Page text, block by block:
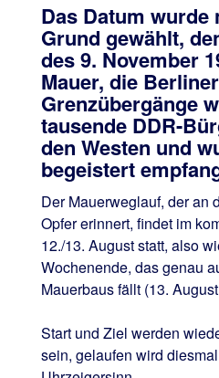
Das Datum wurde
Grund gewählt,
des 9. November
Mauer, die Berliner
Grenzübergänge
tausende DDR-
den Westen und
begeistert
Der Mauerweglauf, der an
Opfer erinnert, findet im
12./13. August statt, also
Wochenende, das genau
Mauerbaus fällt (13.
Start und Ziel werden
sein, gelaufen wird